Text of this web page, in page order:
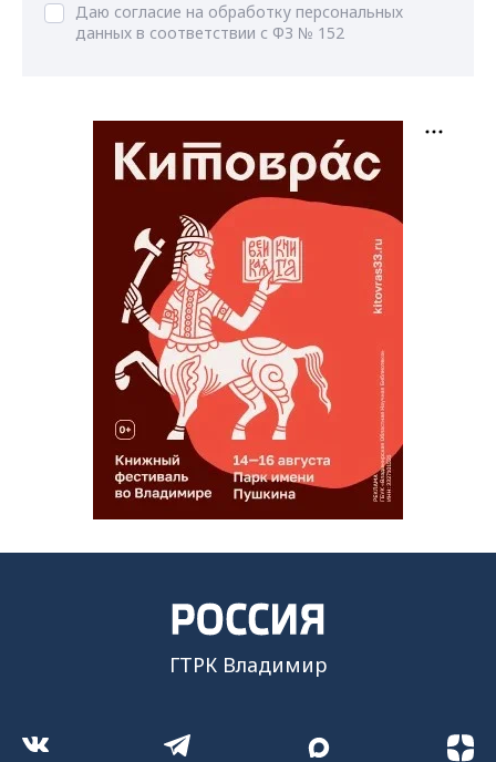
Даю согласие на обработку персональных
данных в соответствии с ФЗ № 152
ГТРК Владимир